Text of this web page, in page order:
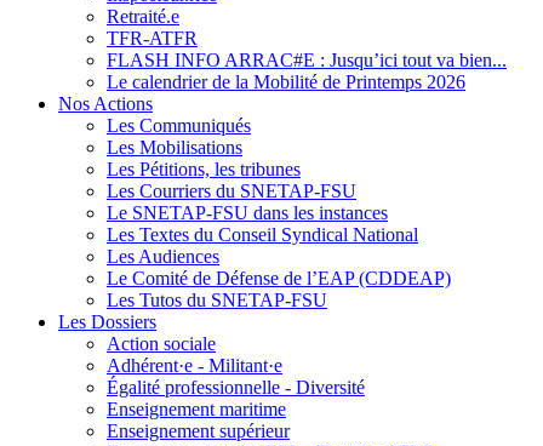
Retraité.e
TFR-ATFR
FLASH INFO ARRAC#E : Jusqu’ici tout va bien...
Le calendrier de la Mobilité de Printemps 2026
Nos Actions
Les Communiqués
Les Mobilisations
Les Pétitions, les tribunes
Les Courriers du SNETAP-FSU
Le SNETAP-FSU dans les instances
Les Textes du Conseil Syndical National
Les Audiences
Le Comité de Défense de l’EAP (CDDEAP)
Les Tutos du SNETAP-FSU
Les Dossiers
Action sociale
Adhérent·e - Militant·e
Égalité professionnelle - Diversité
Enseignement maritime
Enseignement supérieur